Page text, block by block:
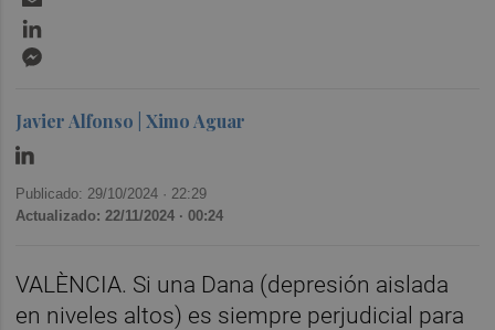
Javier Alfonso | Ximo Aguar
Publicado: 29/10/2024 · 22:29
Actualizado: 22/11/2024 · 00:24
VALÈNCIA. Si una Dana (depresión aislada
en niveles altos) es siempre perjudicial para